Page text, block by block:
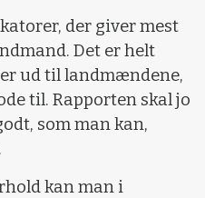
der giver mest
Det er helt
ud til landmændene,
til. Rapporten skal jo
som man kan,
kan man i